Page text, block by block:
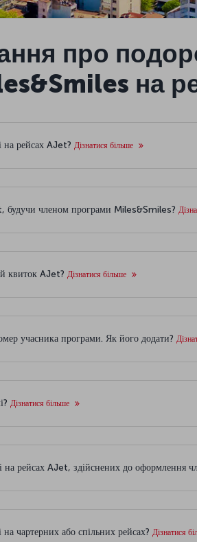
про
на
на рейсах AJet? Дізнатися більше
будучи членом програми Miles&Smiles?
квиток AJet? Дізнатися більше
учасника програми. Як його додати?
Дізнатися більше
на рейсах AJet, здійснених до оформлення
чартерних або спільних рейсах? Дізнатися